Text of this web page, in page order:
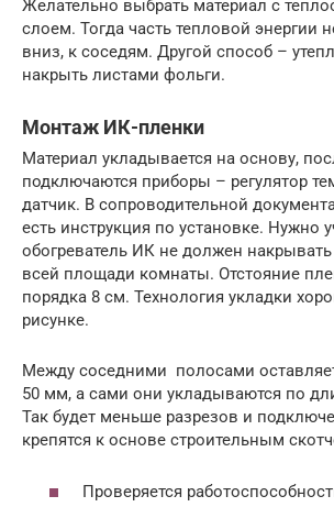
Желательно выбрать материал с
слоем. Тогда часть тепловой энергии
вниз, к соседям. Другой способ –
накрыть листами фольги.
Монтаж ИК-пленки
Материал укладывается на основу,
подключаются приборы – регулятор
датчик. В сопроводительной
есть инструкция по установке. Нужно
обогреватель ИК не должен
всей площади комнаты. Отстояние
порядка 8 см. Технология укладки
рисунке.
Между соседними полосами
50 мм, а сами они укладываются по
Так будет меньше разрезов и
крепятся к основе строительным
Проверяется